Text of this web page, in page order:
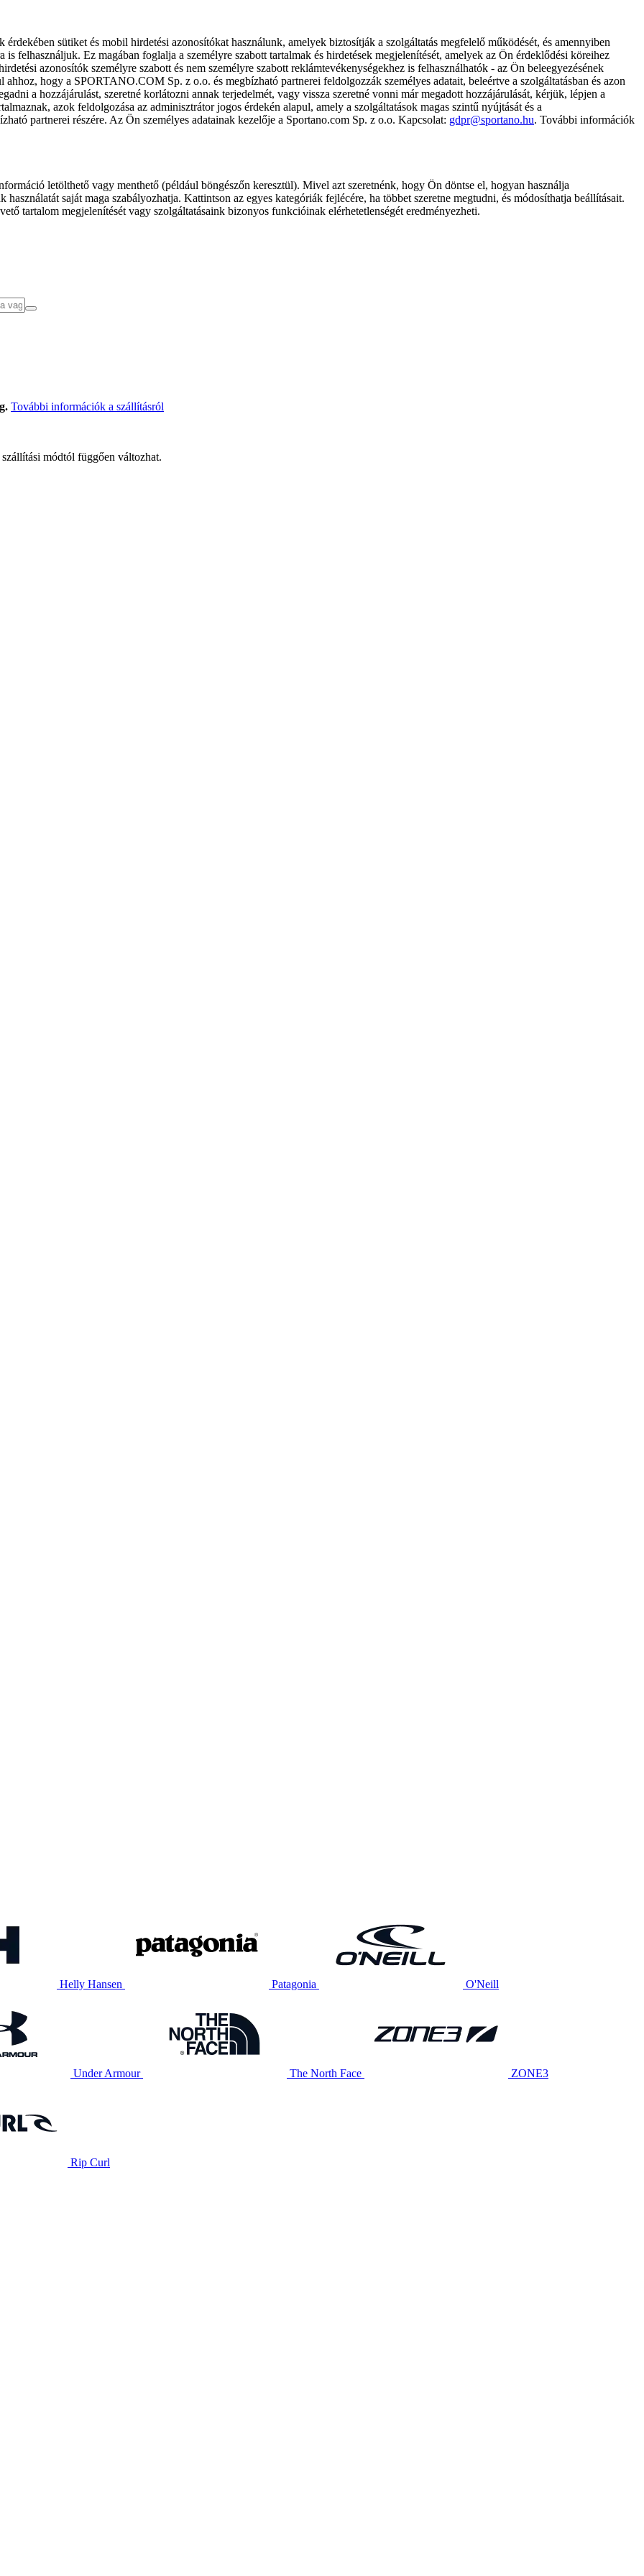
sütiket és mobil hirdetési azonosítókat használunk, amelyek biztosítják a szolgáltatás megfelelő működését, és amennyiben
is felhasználjuk. Ez magában foglalja a személyre szabott tartalmak és hirdetések megjelenítését, amelyek az Ön érdeklődési köreihez
azonosítók személyre szabott és nem személyre szabott reklámtevékenységekhez is felhasználhatók - az Ön beleegyezésének
hogy a SPORTANO.COM Sp. z o.o. és megbízható partnerei feldolgozzák személyes adatait, beleértve a szolgáltatásban és azon
a hozzájárulást, szeretné korlátozni annak terjedelmét, vagy vissza szeretné vonni már megadott hozzájárulását, kérjük, lépjen a
azok feldolgozása az adminisztrátor jogos érdekén alapul, amely a szolgáltatások magas szintű nyújtását és a
partnerei részére. Az Ön személyes adatainak kezelője a Sportano.com Sp. z o.o. Kapcsolat: gdpr@sportano.hu. További információk
letölthető vagy menthető (például böngészőn keresztül). Mivel azt szeretnénk, hogy Ön döntse el, hogyan használja
saját maga szabályozhatja. Kattintson az egyes kategóriák fejlécére, ha többet szeretne megtudni, és módosíthatja beállításait.
tartalom megjelenítését vagy szolgáltatásaink bizonyos funkcióinak elérhetetlenségét eredményezheti.
További információk a szállításról
módtól függően változhat.
Helly Hansen Patagonia O'Neill
Under Armour The North Face ZONE3
Rip Curl